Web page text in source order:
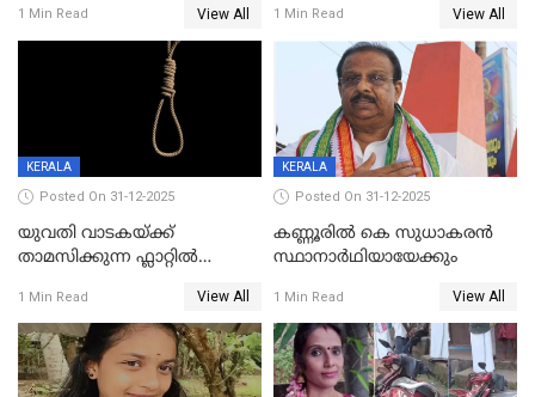
വധശ്രമക്കേസ് പ്രതി പിടിയിൽ
1 Min Read View All 1 Min Read View All
KERALA
Posted On 31-12-2025
യുവതി വാടകയ്ക്ക്
താമസിക്കുന്ന ഫ്ലാറ്റില്‍
സംഭവം കൈതപ്പൊയിലില്‍
1 Min Read View All
KERALA
Posted On 31-12-2025
കണ്ണൂരിൽ കെ സുധാകരൻ
സ്ഥാനാർഥിയായേക്കും
1 Min Read View All